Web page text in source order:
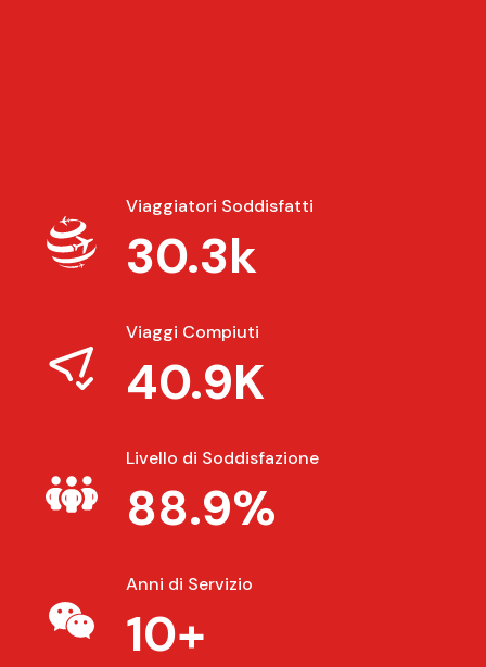
Viaggiatori Soddisfatti
30.3k
Viaggi Compiuti
40.9K
Livello di Soddisfazione
88.9%
Anni di Servizio
10+